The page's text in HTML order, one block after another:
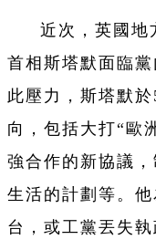
近次，英國地
首相斯塔默面臨
此壓力，斯塔默
向，包括大打“歐
強合作的新協議
生活的計劃等。
台，或工黨丟失